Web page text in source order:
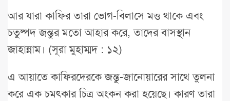
আর যারা কাফির তারা ভোগ-বিলাসে মত্ত থাকে এবং
চতুষ্পদ জন্তুর মতো আহার করে, তাদের বাসস্থান
জাহান্নাম। (সূরা মুহাম্মদ : ১২)
এ আয়াতে কাফিরদেরকে জন্তু-জানোয়ারের সাথে তুলনা
করে এক চমৎকার চিত্র অংকন করা হয়েছে। কারণ তারা